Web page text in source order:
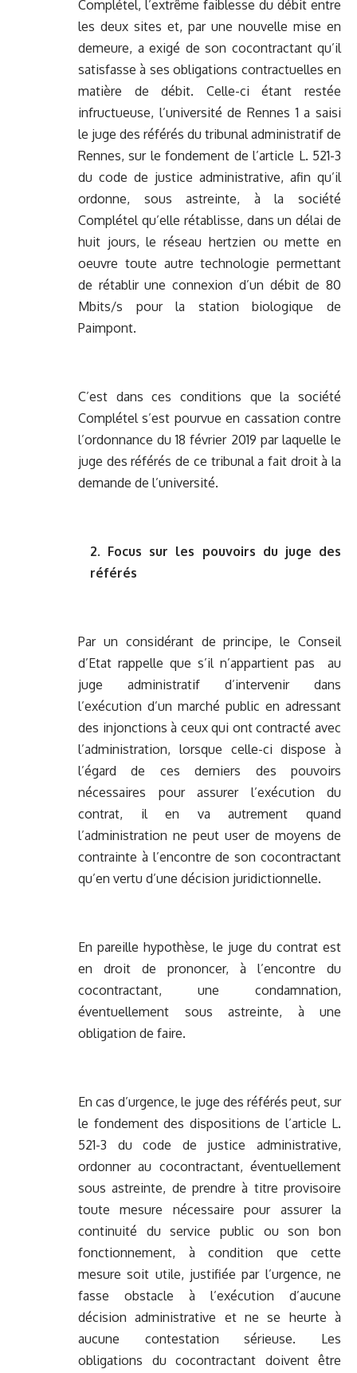
Complétel, l’extrême faiblesse du débit entre
les deux sites et, par une nouvelle mise en
demeure, a exigé de son cocontractant qu’il
satisfasse à ses obligations contractuelles en
matière de débit. Celle-ci étant restée
infructueuse, l’université de Rennes 1 a saisi
le juge des référés du tribunal administratif de
Rennes, sur le fondement de l’article L. 521-3
du code de justice administrative, afin qu’il
ordonne, sous astreinte, à la société
Complétel qu’elle rétablisse, dans un délai de
huit jours, le réseau hertzien ou mette en
oeuvre toute autre technologie permettant
de rétablir une connexion d’un débit de 80
Mbits/s pour la station biologique de
Paimpont.
C’est dans ces conditions que la société
Complétel s’est pourvue en cassation contre
l’ordonnance du 18 février 2019 par laquelle le
juge des référés de ce tribunal a fait droit à la
demande de l’université.
2. Focus sur les pouvoirs du juge des
référés
Par un considérant de principe, le Conseil
d’Etat rappelle que s’il n’appartient pas au
juge administratif d’intervenir dans
l’exécution d’un marché public en adressant
des injonctions à ceux qui ont contracté avec
l’administration, lorsque celle-ci dispose à
l’égard de ces derniers des pouvoirs
nécessaires pour assurer l’exécution du
contrat, il en va autrement quand
l’administration ne peut user de moyens de
contrainte à l’encontre de son cocontractant
qu’en vertu d’une décision juridictionnelle.
En pareille hypothèse, le juge du contrat est
en droit de prononcer, à l’encontre du
cocontractant, une condamnation,
éventuellement sous astreinte, à une
obligation de faire.
En cas d’urgence, le juge des référés peut, sur
le fondement des dispositions de l’article L.
521-3 du code de justice administrative,
ordonner au cocontractant, éventuellement
sous astreinte, de prendre à titre provisoire
toute mesure nécessaire pour assurer la
continuité du service public ou son bon
fonctionnement, à condition que cette
mesure soit utile, justifiée par l’urgence, ne
fasse obstacle à l’exécution d’aucune
décision administrative et ne se heurte à
aucune contestation sérieuse. Les
obligations du cocontractant doivent être